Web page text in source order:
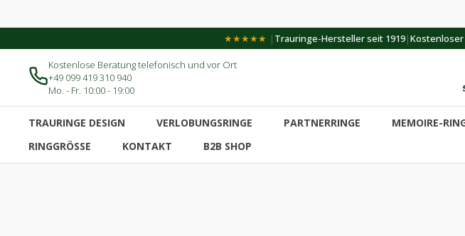
★★★★★ | Trauringe-Hersteller seit 1919|Kostenloser
Kostenlose Beratung telefonisch und vor Ort
+49 099 419 310 940
Mo. - Fr. 10:00 - 19:00
TRAURINGE DESIGN VERLOBUNGSRINGE PARTNERRINGE MEMOIRE-
RINGGRÖSSE
KONTAKT B2B SHOP